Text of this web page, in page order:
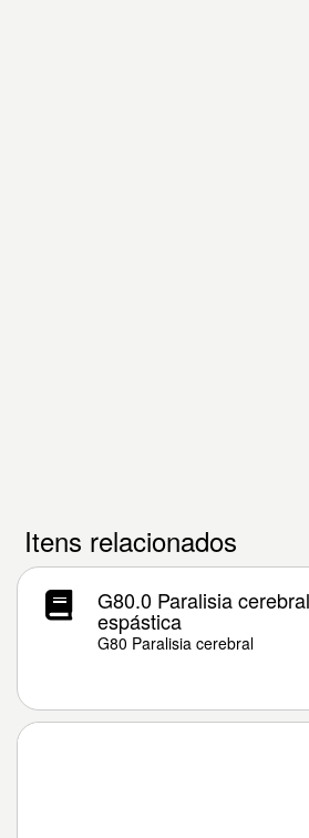
Itens relacionados
G80.0 Paralisia
espástica
G80 Paralisia cerebral